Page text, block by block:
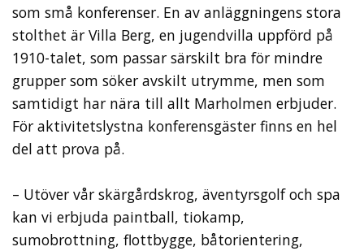
som små konferenser. En av anläggningens stora
stolthet är Villa Berg, en jugendvilla uppförd på
1910-talet, som passar särskilt bra för mindre
grupper som söker avskilt utrymme, men som
samtidigt har nära till allt Marholmen erbjuder.
För aktivitetslystna konferensgäster finns en hel
del att prova på.
– Utöver vår skärgårdskrog, äventyrsgolf och spa
kan vi erbjuda paintball, tiokamp,
sumobrottning, flottbygge, båtorientering,